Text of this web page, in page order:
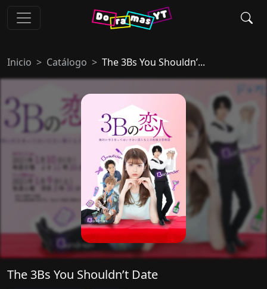
Inicio Catálogo The 3Bs You Shouldn’...
The 3Bs You Shouldn’t Date